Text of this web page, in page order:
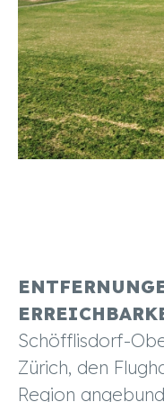
Schöfflisdorf-
Zürich, den
Region